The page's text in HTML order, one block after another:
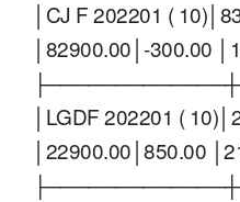
│CJ F 202201 (
│82900.00│-300.00
│LGDF 202201 (
│22900.00│850.00